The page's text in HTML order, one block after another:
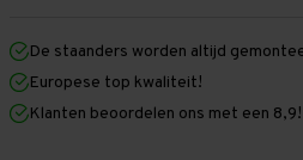
mm
x
1.000
mm
mm
1.000
mm
De staanders worden altijd
Europese top kwaliteit!
Klanten beoordelen ons met een 8,9!